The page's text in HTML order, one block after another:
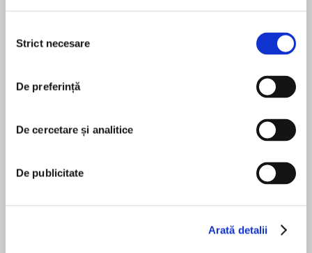
consimțământului
Strict necesare
De preferință
De cercetare și analitice
De publicitate
Arată detalii
Yrsa Sigurdardóttir este o autoare islandeză de
fost traduse în peste 30 de limbi și vândute în
peste 5 milioane de exemplare la nivel mondial.
„Întunecată, înfiorătoare și captivantă.” -
PRINTRE PARTICIPANȚII ÎNDOLIAȚI LA O
ÎNMORMÂNTARE ESTE UN UCIGAȘ...
MAI MULT
pentru această carte